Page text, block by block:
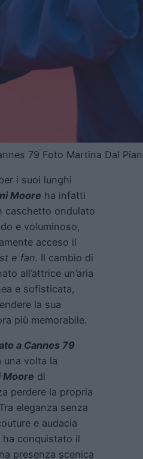
79 Foto Martina Dal
i suoi lunghi
Moore ha infatti
caschetto ondulato
e voluminoso,
acceso il
e fan. Il cambio di
all’attrice un’aria
e sofisticata,
la sua
più memorabile.
a Cannes 79
una volta la
Moore di
perdere la propria
eleganza senza
e audacia
ha conquistato il
presenza scenica